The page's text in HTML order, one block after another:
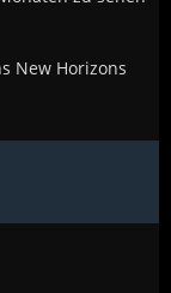
New Horizons